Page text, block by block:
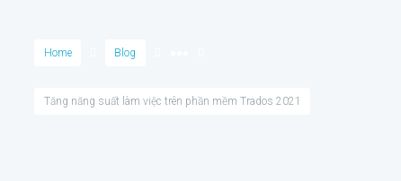
Home Blog
Tăng năng suất làm việc trên phần mềm Trados 2021